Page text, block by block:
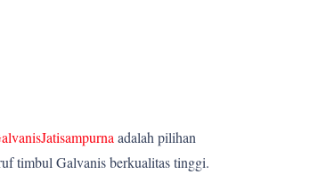
adalah pilihan
timbul Galvanis berkualitas tinggi.